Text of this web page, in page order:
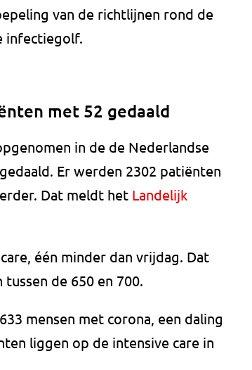
van de richtlijnen rond de
infectiegolf.
met 52 gedaald
in de de Nederlandse
Er werden 2302 patiënten
Dat meldt het Landelijk
één minder dan vrijdag. Dat
de 650 en 700.
mensen met corona, een daling
liggen op de intensive care in